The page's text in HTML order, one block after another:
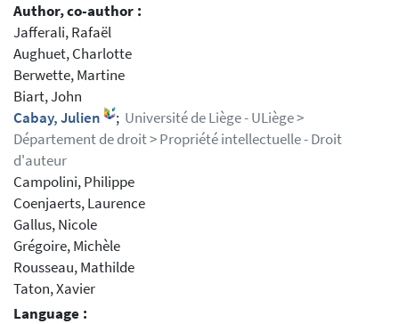
Author, co-author :
Jafferali, Rafaël
Aughuet, Charlotte
Berwette, Martine
Biart, John
Cabay, Julien
; Université de Liège - ULiège >
Département de droit > Propriété intellectuelle - Droit
d'auteur
Campolini, Philippe
Coenjaerts, Laurence
Gallus, Nicole
Grégoire, Michèle
Rousseau, Mathilde
Taton, Xavier
Language :